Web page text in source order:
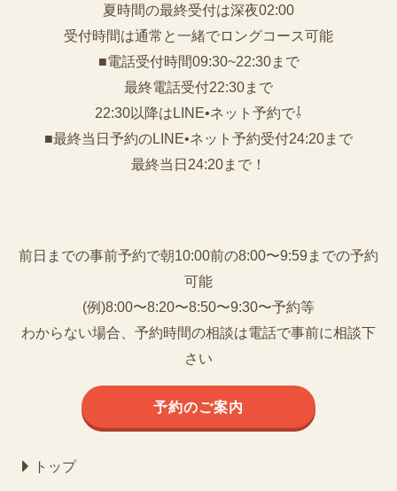
夏時間の最終受付は深夜02:00
受付時間は通常と一緒でロングコース可能
■電話受付時間09:30~22:30まで
️最終電話受付22:30まで
22:30以降はLINE•ネット予約で⇩
■最終当日予約のLINE•ネット予約受付24:20まで
最終当日24:20まで！
前日までの事前予約で朝10:00前の8:00〜9:59までの予約
可能
(例)8:00〜8:20〜8:50〜9:30〜予約等
わからない場合、予約時間の相談は電話で事前に相談下
さい
予約のご案内
トップ